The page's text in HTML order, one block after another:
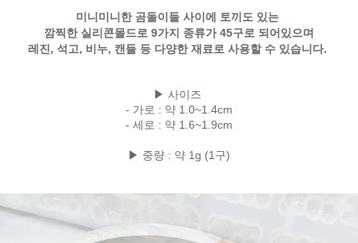
미니미니한 곰돌이들 사이에 토끼도 있는
깜찍한 실리콘몰드로 9가지 종류가 45구로 되어있으며
레진, 석고, 비누, 캔들 등 다양한 재료로 사용할 수 있습니다.
▶ 사이즈
- 가로 : 약 1.0~1.4cm
- 세로 : 약 1.6~1.9cm
▶ 중량 : 약 1g (1구)